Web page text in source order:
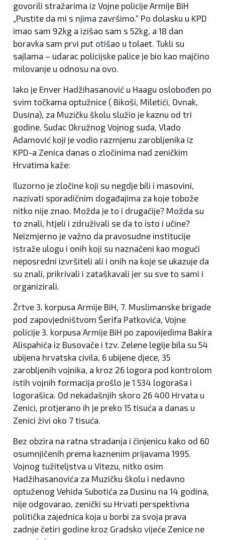
govorili stražarima iz Vojne policije Armije BiH
„Pustite da mi s njima završimo.“ Po dolasku u KPD
imao sam 92kg a izišao sam s 52kg, a 18 dan
boravka sam prvi put otišao u tolaet. Tukli su
sajlama – udarac policijske palice je bio kao majčino
milovanje u odnosu na ovo.
Iako je Enver Hadžihasanović u Haagu oslobođen po
svim točkama optužnice ( Bikoši, Miletići, Ovnak,
Dusina), za Muzičku školu služio je kaznu od tri
godine. Sudac Okružnog Vojnog suda, Vlado
Adamović koji je vodio razmjenu zarobljenika iz
KPD-a Zenica danas o zločinima nad zeničkim
Hrvatima kaže:
Iluzorno je zločine koji su negdje bili i masovini,
nazivati sporadičnim događajima za koje tobože
nitko nije znao. Možda je to i drugačije? Možda su
to znali, htjeli i združivali se da to isto i učine?
Neizmjerno je važno da pravosudne institucije
istraže ulogu i onih koji su naznačeni kao mogući
neposredni izvršiteli ali i onih na koje se ukazuje da
su znali, prikrivali i zataškavali jer su sve to sami i
organizirali.
Žrtve 3. korpusa Armije BiH, 7. Muslimanske brigade
pod zapovjedništvom Šerifa Patkovića, Vojne
policije 3. korpusa Armije BiH po zapovijedima Bakira
Alispahića iz Busovače i tzv. Zelene legije bila su 54
ubijena hrvatska civila, 6 ubijene djece, 35
zarobljenih vojnika, a kroz 26 logora pod kontrolom
istih vojnih formacija prošlo je 1 534 logoraša i
logorašica. Od nekadašnjih skoro 26 400 Hrvata u
Zenici, protjerano ih je preko 15 tisuća a danas u
Zenici živi oko 7 tisuća.
Bez obzira na ratna stradanja i činjenicu kako od 60
osumnjičenih prema kaznenim prijavama 1995.
Vojnog tužiteljstva u Vitezu, nitko osim
Hadžihasanovića za Muzičku školu i nedavno
optuženog Vehida Subotića za Dusinu na 14 godina,
nije odgovarao, zenički su Hrvati perspektivna
politička zajednica koja u borbi za svoja prava
zadnje četiri godine kroz Gradsko vijeće Zenice ne